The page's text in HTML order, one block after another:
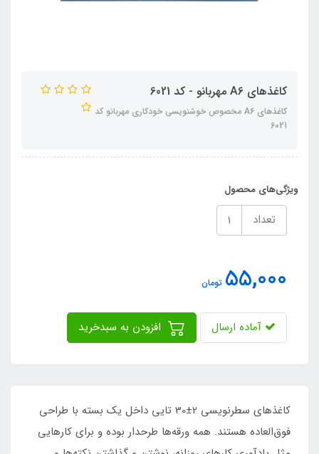
کاغذهای A6 مهربانو - کد 6021
کاغذهای A6 مخصوص خوشنویسی خودکاری مهربانو کد
6021
ویژگی‌های محصول
تعداد
55,000 تومان
آماده ارسال
کاغذهای سطرنویسی 2±30 تایی داخل یک بسته با طراحی
فوق‌العاده هستند. همه ورقه‌ها طرحدار بوده و برای کارهایی